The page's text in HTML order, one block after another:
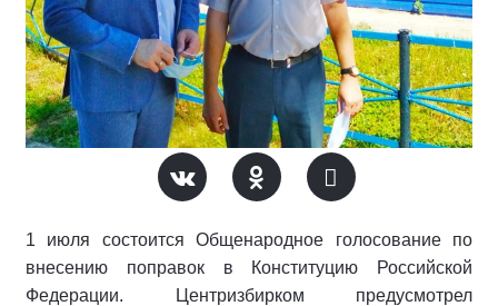
1 июля состоится Общенародное голосование по
внесению поправок в Конституцию Российской
Федерации. Центризбирком предусмотрел